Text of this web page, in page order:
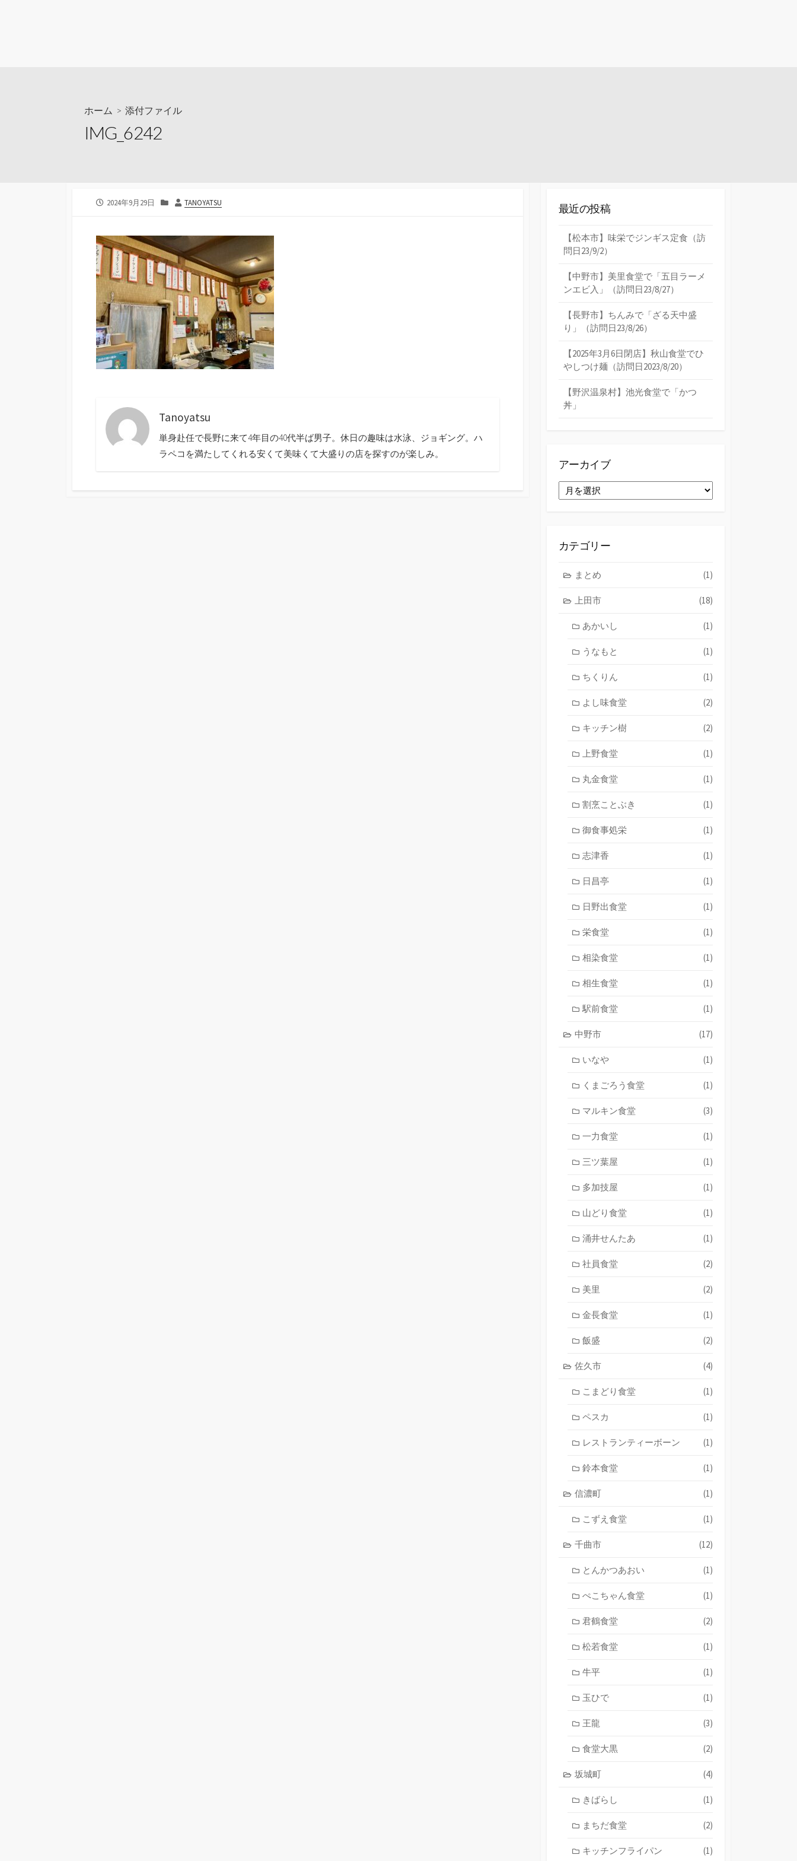
ホーム > 添付ファイル
IMG_6242
公
2024年9月29日
カ
リ
ー
投
TANOYATSU
Tanoyatsu
単身赴任で長野に来て4年目の40代半ば男子。休日の趣味は水泳、ジョギング。ハ
ラペコを満たしてくれる安くて美味くて大盛りの店を探すのが楽しみ。
最近の投稿
【松本市】味栄でジンギス定食（訪
問日23/9/2）
【中野市】美里食堂で「五目ラーメ
ンエビ入」（訪問日23/8/27）
【長野市】ちんみで「ざる天中盛
り」（訪問日23/8/26）
【2025年3月6日閉店】秋山食堂でひ
やしつけ麺（訪問日2023/8/20）
【野沢温泉村】池光食堂で「かつ
丼」
アーカイブ
ー
カテゴリー
まとめ (1)
上田市 (18)
あかいし (1)
うなもと (1)
ちくりん (1)
よし味食堂 (2)
キッチン樹 (2)
上野食堂 (1)
丸金食堂 (1)
割烹ことぶき (1)
御食事処栄 (1)
志津香 (1)
日昌亭 (1)
日野出食堂 (1)
栄食堂 (1)
相染食堂 (1)
相生食堂 (1)
駅前食堂 (1)
中野市 (17)
いなや (1)
くまごろう食堂 (1)
マルキン食堂 (3)
一力食堂 (1)
三ツ葉屋 (1)
多加技屋 (1)
山どり食堂 (1)
涌井せんたあ (1)
社員食堂 (2)
美里 (2)
金長食堂 (1)
飯盛 (2)
佐久市 (4)
こまどり食堂 (1)
ペスカ (1)
レストランティーボーン (1)
鈴本食堂 (1)
信濃町 (1)
こずえ食堂 (1)
千曲市 (12)
とんかつあおい (1)
ぺこちゃん食堂 (1)
君鶴食堂 (2)
松若食堂 (1)
牛平 (1)
玉ひで (1)
王龍 (3)
食堂大黒 (2)
坂城町 (4)
きばらし (1)
まちだ食堂 (2)
キッチンフライパン (1)